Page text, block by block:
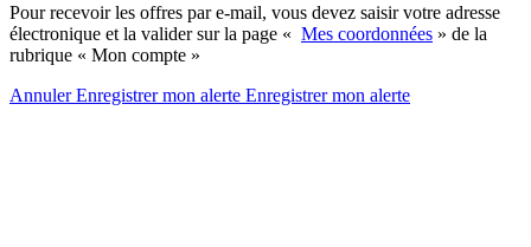
Pour recevoir les offres par e-mail, vous devez saisir votre adresse
électronique et la valider sur la page « Mes coordonnées » de la
rubrique « Mon compte »
AnnulerEnregistrer mon alerte Enregistrermon alerte